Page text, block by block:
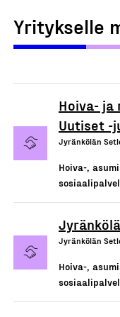
Yritykselle
Hoiva- ja
Uutiset -
Jyränkölän
Hoiva-,
Jyränkölän
Hoiva-,